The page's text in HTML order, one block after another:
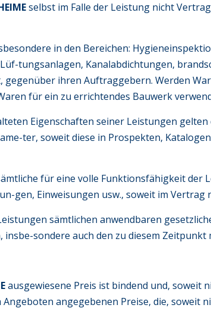
selbst im Falle der Leistung nicht
in den Bereichen:
tungsanlagen, Kanalabdichtungen,
gegenüber ihren Auftraggebern. Werden
für ein zu errichtendes Bauwerk
Eigenschaften seiner Leistungen gelten
ter, soweit diese in Prospekten,
für eine volle Funktionsfähigkeit der
gen, Einweisungen usw., soweit im Vertrag
sämtlichen anwendbaren
sondere auch den zu diesem
ausgewiesene Preis ist bindend und, soweit
angegebenen Preise, die,